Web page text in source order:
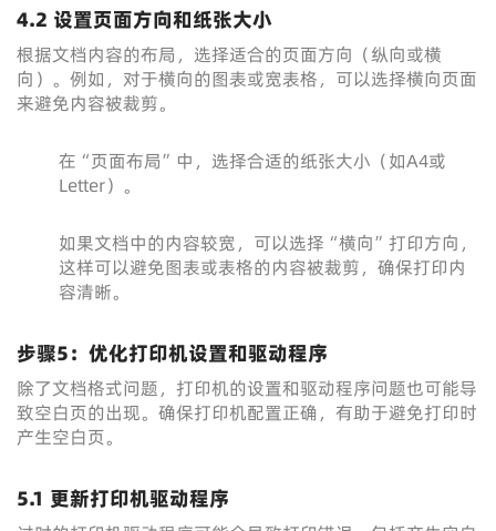
4.2 设置页面方向和纸张大小
根据文档内容的布局，选择适合的页面方向（纵向或横
向）。例如，对于横向的图表或宽表格，可以选择横向页面
来避免内容被裁剪。
在“页面布局”中，选择合适的纸张大小（如A4或
Letter）。
如果文档中的内容较宽，可以选择“横向”打印方向，
这样可以避免图表或表格的内容被裁剪，确保打印内
容清晰。
步骤5：优化打印机设置和驱动程序
除了文档格式问题，打印机的设置和驱动程序问题也可能导
致空白页的出现。确保打印机配置正确，有助于避免打印时
产生空白页。
5.1 更新打印机驱动程序